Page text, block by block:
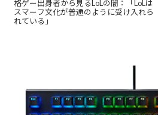
格ゲー出身者から見るLoLの闇：「LoLは
スマーフ文化が普通のように受け入れら
れている」